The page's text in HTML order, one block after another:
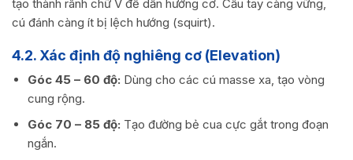
tạo thành rãnh chữ V để dẫn hướng cơ. Cầu tay càng vững,
cú đánh càng ít bị lệch hướng (squirt).
4.2. Xác định độ nghiêng cơ (Elevation)
Góc 45 – 60 độ: Dùng cho các cú masse xa, tạo vòng
cung rộng.
Góc 70 – 85 độ: Tạo đường bẻ cua cực gắt trong đoạn
ngắn.